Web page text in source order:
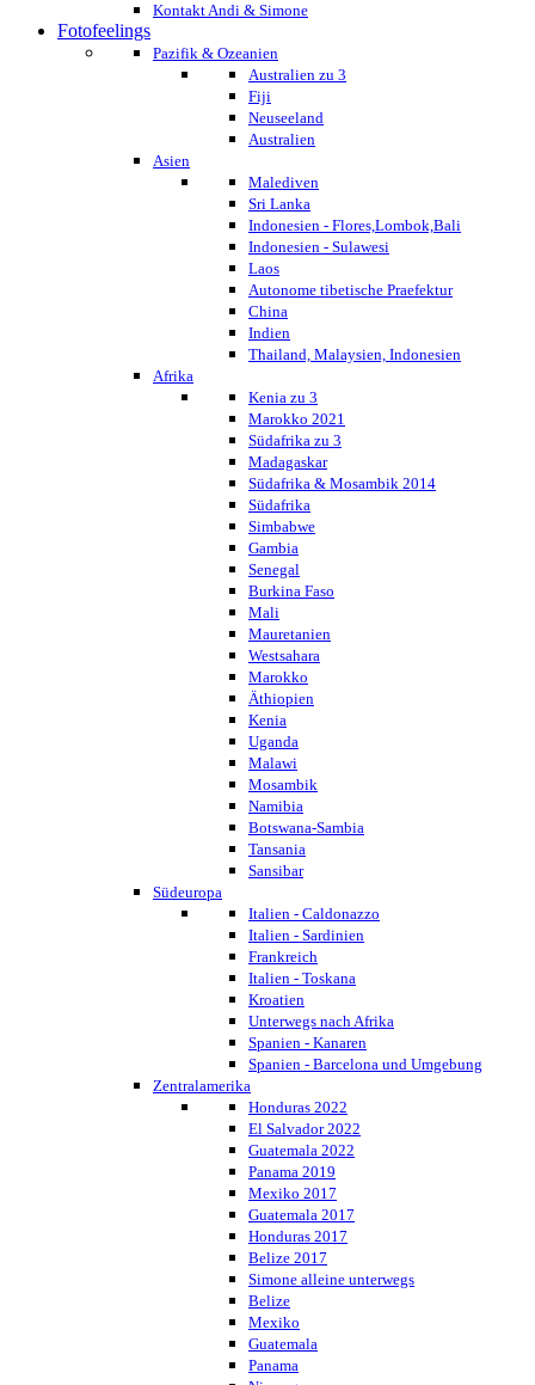
Kontakt Andi & Simone
Fotofeelings
Pazifik & Ozeanien
Australien zu 3
Fiji
Neuseeland
Australien
Asien
Malediven
Sri Lanka
Indonesien - Flores,Lombok,Bali
Indonesien - Sulawesi
Laos
Autonome tibetische Praefektur
China
Indien
Thailand, Malaysien, Indonesien
Afrika
Kenia zu 3
Marokko 2021
Südafrika zu 3
Madagaskar
Südafrika & Mosambik 2014
Südafrika
Simbabwe
Gambia
Senegal
Burkina Faso
Mali
Mauretanien
Westsahara
Marokko
Äthiopien
Kenia
Uganda
Malawi
Mosambik
Namibia
Botswana-Sambia
Tansania
Sansibar
Südeuropa
Italien - Caldonazzo
Italien - Sardinien
Frankreich
Italien - Toskana
Kroatien
Unterwegs nach Afrika
Spanien - Kanaren
Spanien - Barcelona und Umgebung
Zentralamerika
Honduras 2022
El Salvador 2022
Guatemala 2022
Panama 2019
Mexiko 2017
Guatemala 2017
Honduras 2017
Belize 2017
Simone alleine unterwegs
Belize
Mexiko
Guatemala
Panama